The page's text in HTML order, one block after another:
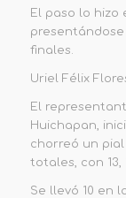
El paso lo hizo
presentándose
finales.
Uriel Félix
El
Huichapan,
chorreó un pial
totales, con 13,
Se llevó 10 en